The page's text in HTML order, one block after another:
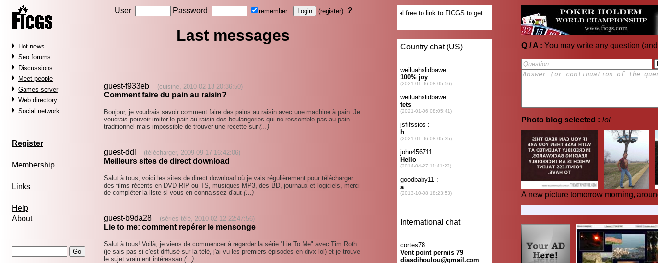
Hot news
Seo forums
Discussions
Meet people
Games server
Web directory
Social network
Register
Membership
Links
Help
About
User Password remember (register) ?
Last messages
guest-f933eb (cuisine, 2010-02-13 20:36:50)
Comment faire du pain au raisin?
Bonjour, je voudrais savoir comment faire des pains au raisin avec une machine à pain. Je
voudrais pouvoir imiter le pain au raisin des boulangeries qui ne ressemble pas au pain
traditionnel mais impossible de trouver une recette sur (...)
guest-ddl (télécharger, 2009-09-17 16:42:06)
Meilleurs sites de direct download
Salut à tous, voici les sites de direct download où je vais régulièrement pour télécharger
des films récents en DVD-RIP ou TS, musiques MP3, des BD, journaux et logiciels, merci
de compléter la liste si vous en connaissez d'aut (...)
guest-b9da28 (séries télé, 2010-02-12 22:47:56)
Lie to me: comment repérer le mensonge
Salut à tous! Voilà, je viens de commencer à regarder la série "Lie To Me" avec Tim Roth
(je sais pas si c'est diffusé sur la télé, j'ai vu les premiers épisodes en divx lol) et je trouve
le sujet vraiment intéressan (...)
Q / A : You may write any question
Photo blog selected : lol
A new picture tomorrow morning,